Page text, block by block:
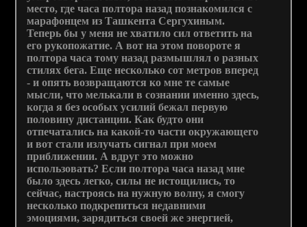
место, где часа полтора назад познакомился с
марафонцем из Ташкента Сергухиным.
Теперь бы у меня не хватило сил ответить на
его рукопожатие. А вот на этом повороте я
полтора часа тому назад размышлял о разных
стилях бега. Еще несколько сот метров вперед
- и опять возвращаются ко мне те самые
мысли, что мелькали в сознании именно здесь,
когда я без особых усилий бежал первую
половину дистанции. Как будто они
отпечатались на какой-то части окружающего
и вот стали излучать сигнал при моем
приближении. А вдруг это можно
использовать? Если полтора часа назад мне
было здесь легко, силы не истощились, то
сейчас, настроясь на нужную волну, я смогу
несколько подкрепиться недавними
эмоциями, зарядиться своей же энергией,